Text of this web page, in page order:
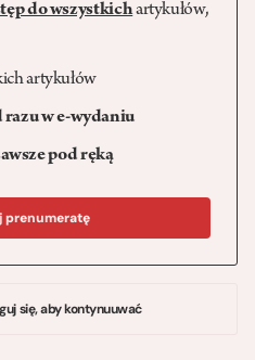
do wszystkichartykułów,
artykułów
w e-wydaniu
pod ręką
prenumeratę
się, aby kontynuuwać